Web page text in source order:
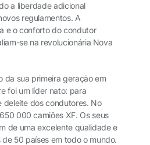
a liberdade adicional
regulamentos. A
e o conforto do condutor
se na revolucionária Nova
da sua primeira geração em
foi um líder nato: para
deleite dos condutores. No
000 camiões XF. Os seus
de uma excelente qualidade e
50 países em todo o mundo.